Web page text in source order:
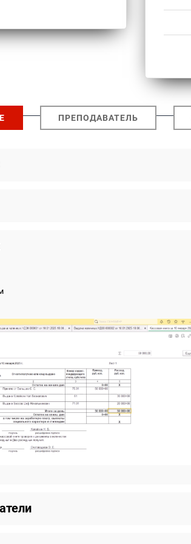
ПРЕПОДАВАТЕЛЬ
языком